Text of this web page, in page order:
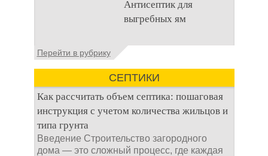
канализационного
стока или выгребной
не самым приятным
Антисептик для
выгребных ям
Общие сведения об
Антисептик для
выгребных ям – это
специальные
Перейти в рубрику
СЕПТИКИ
Как рассчитать объем септика: пошаговая
инструкция с учетом количества жильцов и
типа грунта
Введение Строительство загородного
дома — это сложный процесс, где каждая